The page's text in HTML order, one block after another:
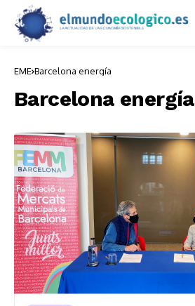
EME Barcelona energía
Barcelona energía